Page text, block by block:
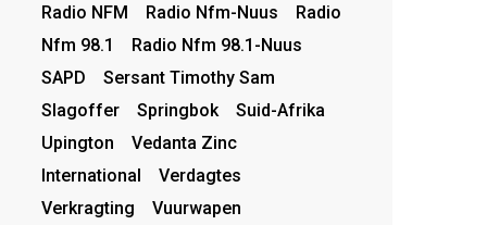
Radio NFM
Radio Nfm-Nuus
Radio
Nfm 98.1
Radio Nfm 98.1-Nuus
SAPD
Sersant Timothy Sam
Slagoffer
Springbok
Suid-Afrika
Upington
Vedanta Zinc
International
Verdagtes
Verkragting
Vuurwapen